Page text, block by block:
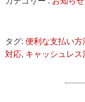
タグ: 便利な支払い方
対応, キャッシュレス